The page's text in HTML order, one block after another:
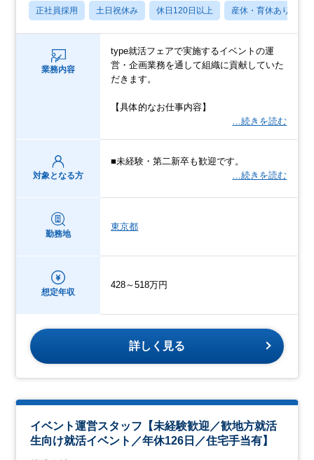
正社員採用 土日祝休み 休日120日以上 産休・育休あり
業務内容
type就活フェアで実施するイベントの運
営・企画業務を通して組織に貢献していた
だきます。
【具体的なお仕事内容】
…続きを読む
対象となる方
■未経験・第二新卒も歓迎です。
…続きを読む
勤務地
東京都
想定年収
428～518万円
詳しく見る
イベント運営スタッフ【未経験歓迎／歓地方就活
生向け就活イベント／年休126日／住宅手当有】